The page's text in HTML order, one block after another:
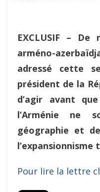
EXCLUSIF –
arméno-
adressé cette
président de la
d’agir avant
l’Arménie ne
géographie et
l’expansionnisme
Pour lire la lettre